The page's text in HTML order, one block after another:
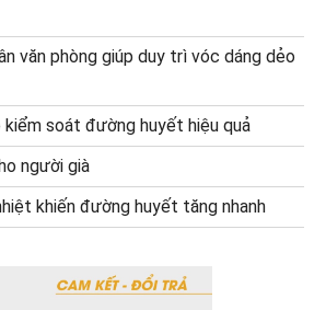
văn phòng giúp duy trì vóc dáng dẻo
kiểm soát đường huyết hiệu quả
người già
khiến đường huyết tăng nhanh